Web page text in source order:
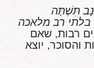
תִּשְׁתֶּה
בלתי רב מלאכה
רבות, שאם
והסוכר, יוצא